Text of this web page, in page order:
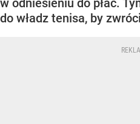
w odniesieniu do płac.
do władz tenisa, by